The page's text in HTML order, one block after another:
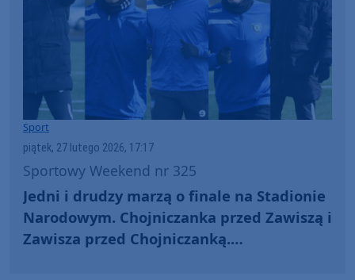
Sport
piątek, 27 lutego 2026, 17:17
Sportowy Weekend nr 325
Jedni i drudzy marzą o finale na Stadionie
Narodowym. Chojniczanka przed Zawiszą i
Zawisza przed Chojniczanką.